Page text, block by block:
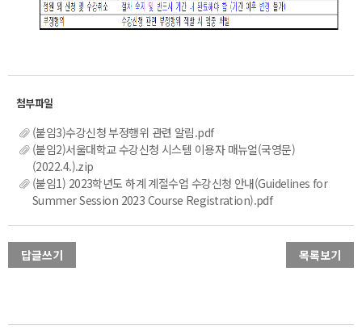
(붙임3)수강신청 부정행위 관련 알림.pdf
(붙임2)서울대학교 수강신청 시스템 이용자 매뉴얼(국영문)
(2022.4.).zip
(붙임1) 2023학년도 하계 계절수업 수강신청 안내(Guidelines for
Summer Session 2023 Course Registration).pdf
답글쓰기 목록보기